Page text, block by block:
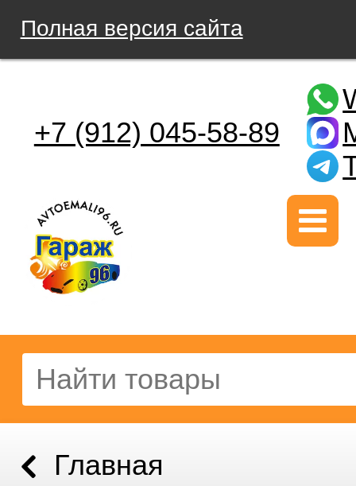
Полная версия сайта
+7 (912) 045-58-89
Главная